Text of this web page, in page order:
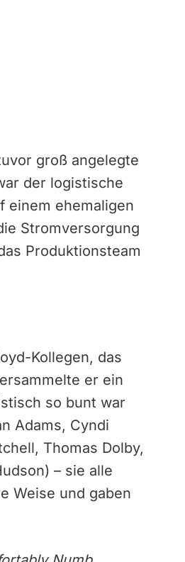
groß angelegte
der logistische
einem ehemaligen
Stromversorgung
Produktionsteam
Kollegen, das
er ein
so bunt war
Adams, Cyndi
Thomas Dolby,
– sie alle
Weise und gaben